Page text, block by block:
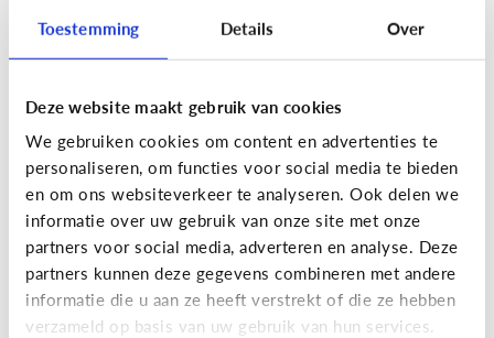
Toestemming Details Over
Deze website maakt gebruik van cookies
We gebruiken cookies om content en advertenties te
personaliseren, om functies voor social media te bieden
en om ons websiteverkeer te analyseren. Ook delen we
informatie over uw gebruik van onze site met onze
partners voor social media, adverteren en analyse. Deze
partners kunnen deze gegevens combineren met andere
informatie die u aan ze heeft verstrekt of die ze hebben
verzameld op basis van uw gebruik van hun services.
Privacy
Moet ik aan mijn kind uitleggen
wat 'recht op afbeelding' is?
Staat jou kind stil bij het maken en verspreiden
van foto’s en filmpjes waar anderen op staan? Of
deelt jouw kind zomaar alles van iedereen op
Facebook of Snapchat?